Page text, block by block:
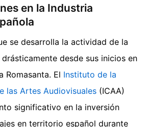
en la Industria
se desarrolla la actividad de la
desde sus inicios en
Romasanta. El Instituto de la
las Artes Audiovisuales (ICAA)
significativo en la inversión
en territorio español durante